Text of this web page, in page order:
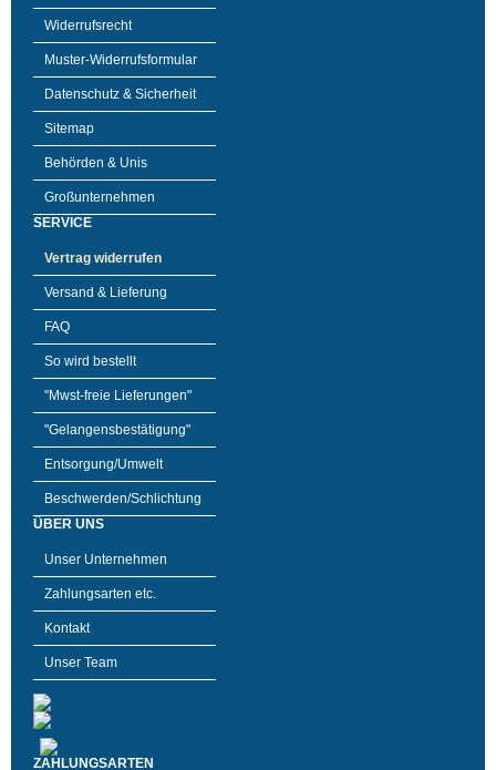
Widerrufsrecht
Muster-Widerrufsformular
Datenschutz & Sicherheit
Sitemap
Behörden & Unis
Großunternehmen
SERVICE
Vertrag widerrufen
Versand & Lieferung
FAQ
So wird bestellt
"Mwst-freie Lieferungen"
"Gelangensbestätigung"
Entsorgung/Umwelt
Beschwerden/Schlichtung
ÜBER UNS
Unser Unternehmen
Zahlungsarten etc.
Kontakt
Unser Team
ZAHLUNGSARTEN